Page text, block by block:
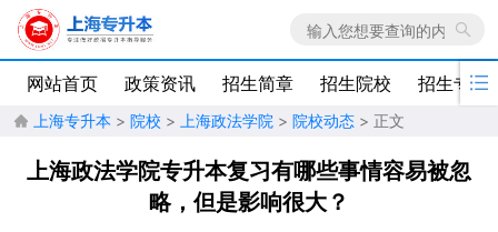
网站首页 政策资讯 招生简章 招生院校 招生专业

 上海专升本 > 院校 > 上海政法学院 > 院校动态 > 正文
上海政法学院专升本复习有哪些事情容易被忽
略，但是影响很大？